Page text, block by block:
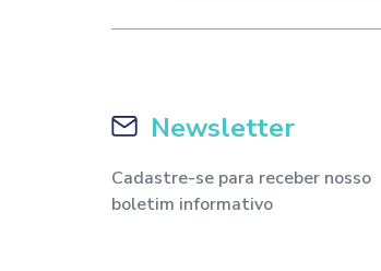
Newsletter
Cadastre-se para receber nosso
boletim informativo